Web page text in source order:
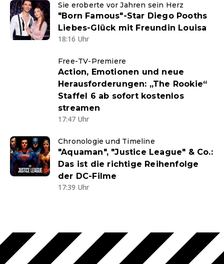
Sie eroberte vor Jahren sein Herz
"Born Famous"-Star Diego Pooths
Liebes-Glück mit Freundin Louisa
18:16 Uhr
Free-TV-Premiere
Action, Emotionen und neue
Herausforderungen: „The Rookie“
Staffel 6 ab sofort kostenlos
streamen
17:47 Uhr
Chronologie und Timeline
"Aquaman", "Justice League" & Co.:
Das ist die richtige Reihenfolge
der DC-Filme
17:39 Uhr